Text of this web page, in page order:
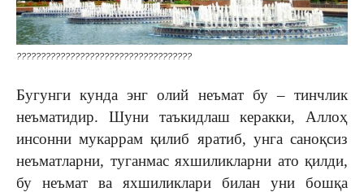
????????????????????????????????????
Бугунги кунда энг олий неъмат бу – тинчлик
неъматидир. Шуни таъкидлаш керакки, Аллоҳ
инсонни мукаррам қилиб яратиб, унга саноқсиз
неъматларни, туганмас яхшиликларни ато қилди,
бу неъмат ва яхшиликлари билан уни бошқа